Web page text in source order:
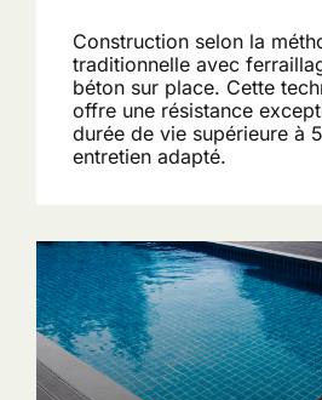
Construction selon la
traditionnelle avec
béton sur place. Cette
offre une résistance
durée de vie supérieure à
entretien adapté.